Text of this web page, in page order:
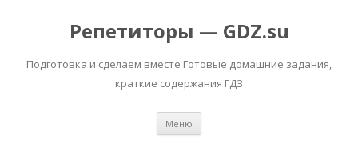
Репетиторы — GDZ.su
Подготовка и сделаем вместе Готовые домашние задания,
краткие содержания ГДЗ
Меню